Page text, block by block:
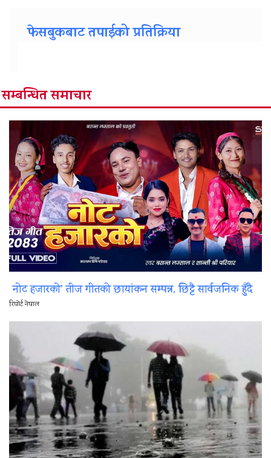
फेसबुकबाट तपाईको प्रतिक्रिया
सम्बन्धित समाचार
नोट हजारको’ तीज गीतको छायांकन सम्पन्न, छिट्टै सार्वजनिक हुँदै
रिपोर्ट नेपाल